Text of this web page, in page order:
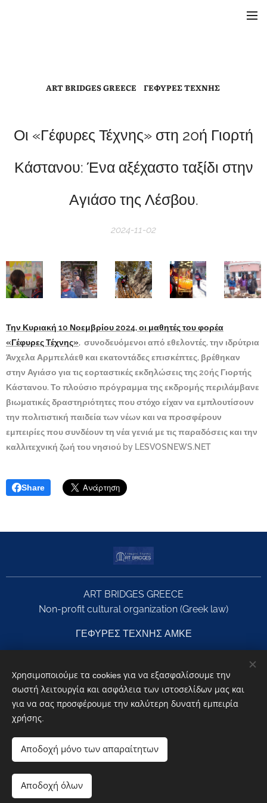
ART BRIDGES GREECE ΓΕΦΥΡΕΣ ΤΕΧΝΗΣ
Οι «Γέφυρες Τέχνης» στη 20ή Γιορτή
Κάστανου: Ένα αξέχαστο ταξίδι στην
Αγιάσο της Λέσβου.
2024-11-02
Την Κυριακή 10 Νοεμβρίου 2024, οι μαθητές του φορέα
«Γέφυρες Τέχνης», συνοδευόμενοι από εθελοντές, την ιδρύτρια
Άνχελα Αρμπελάεθ και εκατοντάδες επισκέπτες, βρέθηκαν
στην Αγιάσο για τις εορταστικές εκδηλώσεις της 20ής Γιορτής
Κάστανου. Το πλούσιο πρόγραμμα της εκδρομής περιλάμβανε
βιωματικές δραστηριότητες που στόχο είχαν να εμπλουτίσουν
την πολιτιστική παιδεία των νέων και να προσφέρουν
εμπειρίες που συνδέουν τη νέα γενιά με τις παραδόσεις και την
καλλιτεχνική ζωή του νησιού by LESVOSNEWS.NET
Share
ART BRIDGES GREECE
Non-profit cultural organization (Greek law)
ΓΕΦΥΡΕΣ ΤΕΧΝΗΣ ΑΜΚΕ
(Hellenic Republic) – Registry No. 9751 PIC: 911723953
Privacy Policy | Data Protection | Consent
Website supported by
Χρησιμοποιούμε τα cookies για να εξασφαλίσουμε την
σωστή λειτουργία και ασφάλεια των ιστοσελίδων μας και
για να σας προσφέρουμε την καλύτερη δυνατή εμπειρία
χρήσης.
Αποδοχή μόνο των απαραίτητων
Αποδοχή όλων